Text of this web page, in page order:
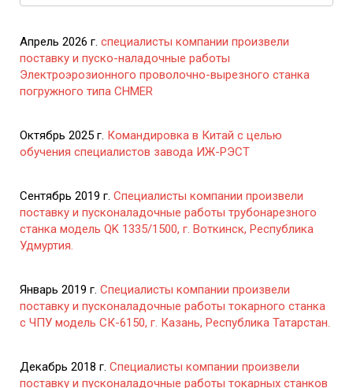
Апрель 2026 г. специалисты компании произвели
поставку и пуско-наладочные работы
Электроэрозионного проволочно-вырезного станка
погружного типа CHMER
Октябрь 2025 г. Командировка в Китай с целью
обучения специалистов завода ИЖ-РЭСТ
Сентябрь 2019 г. Специалисты компании произвели
поставку и пусконаладочные работы трубонарезного
станка модель QK 1335/1500, г. Воткинск, Республика
Удмуртия.
Январь 2019 г. Специалисты компании произвели
поставку и пусконаладочные работы токарного станка
с ЧПУ модель СК-6150, г. Казань, Республика Татарстан.
Декабрь 2018 г. Специалисты компании произвели
поставку и пусконаладочные работы токарных станков